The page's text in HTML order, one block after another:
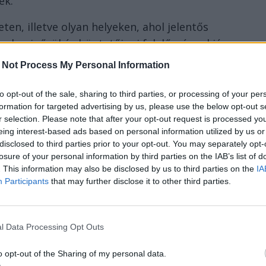
Not Process My Personal Information
opt-out of the sale, sharing to third parties, or processing of your
for targeted advertising by us, please use the below opt-out
selection. Please note that after your opt-out request is processed
interest-based ads based on personal information utilized by us
to third parties prior to your opt-out. You may separately
of your personal information by third parties on the IAB’s list of
This information may also be disclosed by us to third parties on the
Participants that may further disclose it to other third parties.
Data Processing Opt Outs
opt-out of the Sharing of my personal data.
illetve olyan helyeken, ahol jelentős
minősül és büntetőjogi felelősséggel jár.
folyamodnak, elveszíthetik a
Ügynökség (APIA) által nyújtott
élvező mezőgazdasági területeken
az emberi életet, vagyoni károkat okoz és
Rendkívül káros a
növényvilágot, továbbá igen
miatt. Ezen kívül a tűz és füst
az utak láthatóságát, blokkolhatja a
szolgálatokra is, hiszen nagy
ami befolyásolja más